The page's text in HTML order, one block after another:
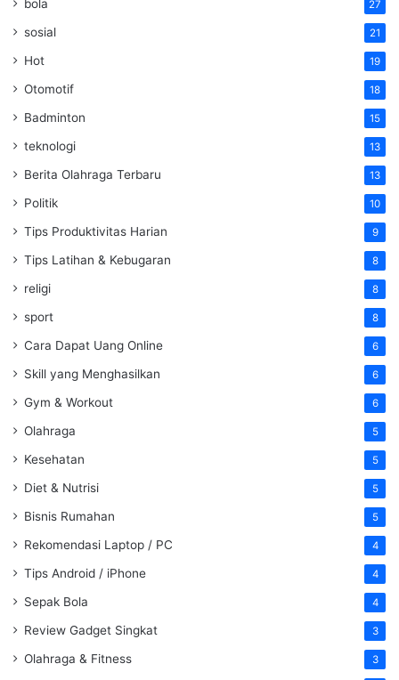
bola 27
sosial 21
Hot 19
Otomotif 18
Badminton 15
teknologi 13
Berita Olahraga Terbaru 13
Politik 10
Tips Produktivitas Harian 9
Tips Latihan & Kebugaran 8
religi 8
sport 8
Cara Dapat Uang Online 6
Skill yang Menghasilkan 6
Gym & Workout 6
Olahraga 5
Kesehatan 5
Diet & Nutrisi 5
Bisnis Rumahan 5
Rekomendasi Laptop / PC 4
Tips Android / iPhone 4
Sepak Bola 4
Review Gadget Singkat 3
Olahraga & Fitness 3